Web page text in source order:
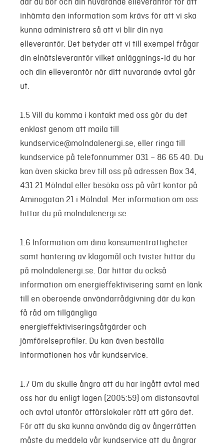
inhämta den information som krävs för att vi ska
kunna administrera så att vi blir din nya
elleverantör. Det betyder att vi till exempel frågar
din elnätsleverantör vilket anläggnings-id du har
och din elleverantör när ditt nuvarande avtal går
ut.
1.5 Vill du komma i kontakt med oss gör du det
enklast genom att maila till
kundservice@molndalenergi.se, eller ringa till
kundservice på telefonnummer 031 – 86 65 40. Du
kan även skicka brev till oss på adressen Box 34,
431 21 Mölndal eller besöka oss på vårt kontor på
Aminogatan 21 i Mölndal. Mer information om oss
hittar du på molndalenergi.se.
1.6 Information om dina konsumenträttigheter
samt hantering av klagomål och tvister hittar du
på molndalenergi.se. Där hittar du också
information om energieffektivisering samt en länk
till en oberoende användarrådgivning där du kan
få råd om tillgängliga
energieffektiviseringsåtgärder och
jämförelseprofiler. Du kan även beställa
informationen hos vår kundservice.
1.7 Om du skulle ångra att du har ingått avtal med
oss har du enligt lagen (2005:59) om distansavtal
och avtal utanför affärslokaler rätt att göra det.
För att du ska kunna använda dig av ångerrätten
måste du meddela vår kundservice att du ångrar